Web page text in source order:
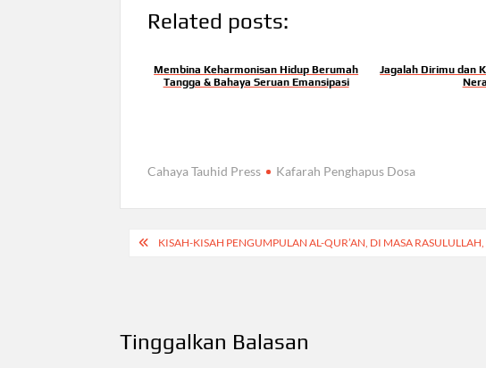
Related posts:
Membina Keharmonisan Hidup Berumah
Tangga & Bahaya Seruan Emansipasi
Jagalah Dirimu dan
Cahaya Tauhid Press Kafarah Penghapus Dosa
Navigasi
KISAH-KISAH PENGUMPULAN AL-QUR’AN, DI MASA
Tinggalkan Balasan